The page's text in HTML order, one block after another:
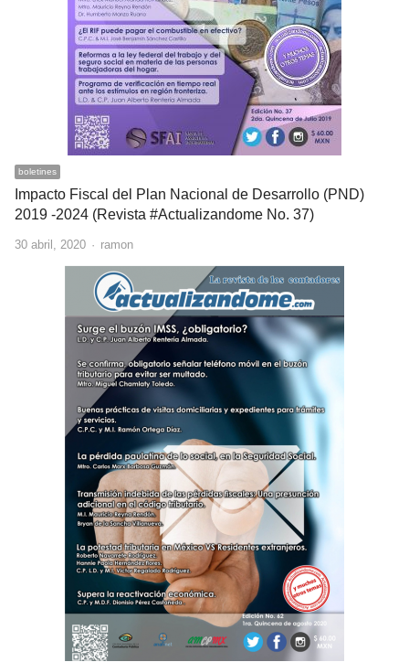
boletines
Impacto Fiscal del Plan Nacional de Desarrollo (PND)
2019 -2024 (Revista #Actualizandome No. 37)
30 abril, 2020 Author
ramon